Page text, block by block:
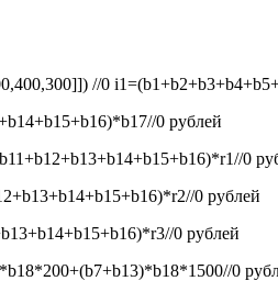
//0
0 рублей
0
0 рублей
0 рублей
0